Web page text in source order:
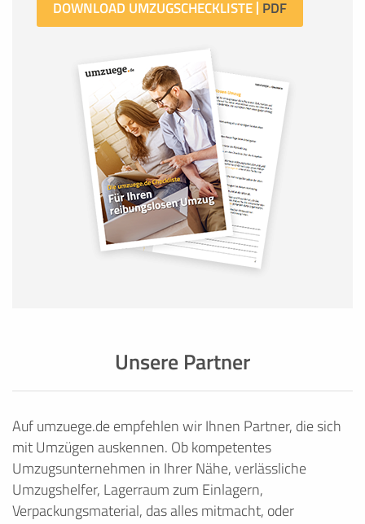
DOWNLOAD UMZUGSCHECKLISTE
Unsere Partner
Auf umzuege.de empfehlen wir Ihnen Partner, die sich
mit Umzügen auskennen. Ob kompetentes
Umzugsunternehmen in Ihrer Nähe, verlässliche
Umzugshelfer, Lagerraum zum Einlagern,
Verpackungsmaterial, das alles mitmacht, oder